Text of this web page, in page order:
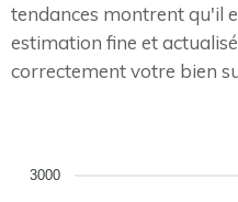
tendances montrent qu'il
estimation fine et
correctement votre bien
3000